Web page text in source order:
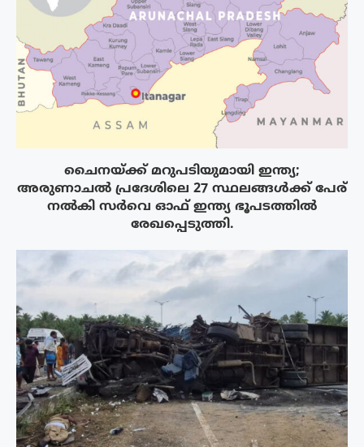
ചൈനയ്ക്ക് മറുപടിയുമായി ഇന്ത്യ;
അരുണാചൽ പ്രദേശിലെ 27 സ്ഥലങ്ങൾക്ക് പേര്
നൽകി സർവെ ഓഫ് ഇന്ത്യ ഭൂപടത്തിൽ
രേഖപ്പെടുത്തി.